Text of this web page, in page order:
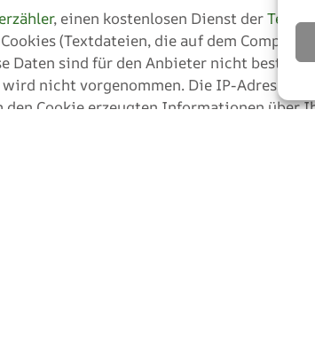
, einen kostenlosen Dienst der
(Textdateien, die auf dem
sind für den Anbieter nicht
nicht vorgenommen. Die IP-Adressen
Cookie erzeugten Informationen über